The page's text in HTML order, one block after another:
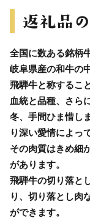
全国に数ある銘柄
岐阜県産の和牛の
飛騨牛と称するこ
血統と品種、さら
冬、手間ひま惜し
り深い愛情によっ
その肉質はきめ細
があります。
飛騨牛の切り落と
り、切り落とし肉
ができます。